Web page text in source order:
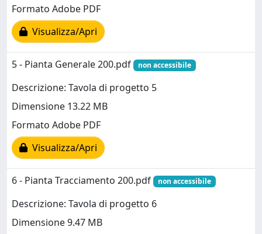
Formato Adobe PDF
Visualizza/Apri
5 - Pianta Generale 200.pdf non accessibile
Descrizione: Tavola di progetto 5
Dimensione 13.22 MB
Formato Adobe PDF
Visualizza/Apri
6 - Pianta Tracciamento 200.pdf non accessibile
Descrizione: Tavola di progetto 6
Dimensione 9.47 MB